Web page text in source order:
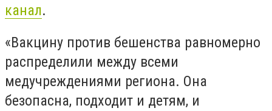
канал.
«Вакцину против бешенства равномерно
распределили между всеми
медучреждениями региона. Она
безопасна, подходит и детям, и